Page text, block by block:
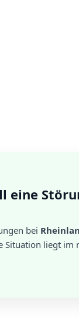
eine
bei
liegt im